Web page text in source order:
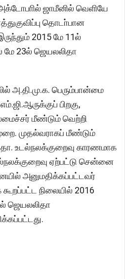
ஜாமீனில் வெளியே
தொடா்பான
2015 மே 11ல்
மே 23ல் ஜெயலலிதா
அ.தி.மு.க. பெரும்பான்மை
பிறகு,
மீண்டும் வெற்றி
முதல்வராகப் மீண்டும்
உடல்நலக்குறைவு காரணமாக
ஏற்பட்டு சென்னை
அனுமதிக்கப்பட்டவர்
நிலையில் 2016
ஜெயலலிதா